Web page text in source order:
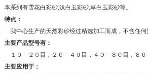
本系列有雪花白彩砂,汉白玉彩砂,草白玉彩砂等。
特点：
我中心生产的天然彩砂经过精选加工而成，不含任
主要产品型号有：
１０－２０目，２０－４０目，４０－８０目，８０
主要应用于：